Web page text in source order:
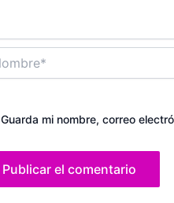
Guarda mi nombre, correo